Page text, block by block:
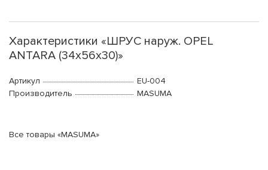
Характеристики «ШРУС наруж. OPEL
ANTARA (34х56х30)»
Артикул
EU-004
Производитель
MASUMA
Все товары «MASUMA»